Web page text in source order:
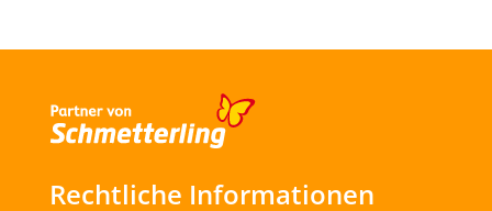
Rechtliche Informationen